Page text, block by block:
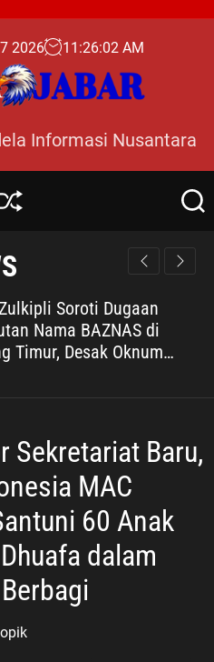
2026 11 :26:03 AM
Informasi Nusantara
S
ff
e
S
r
Soroti Dugaan
Nama BAZNAS di
Timur, Desak Oknum
Sekretariat Baru,
MAC
60 Anak
dalam